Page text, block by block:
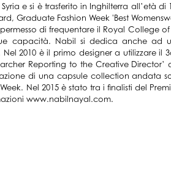
e si è trasferito in Inghilterra all’età di
Graduate Fashion Week 'Best
di frequentare il Royal College of
capacità. Nabil si dedica anche ad
2010 è il primo designer a utilizzare il
Reporting to the Creative Director’
di una capsule collection andata
Nel 2015 è stato tra i finalisti del
www.nabilnayal.com.